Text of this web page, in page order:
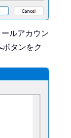
ルアカウン
ボタンをク